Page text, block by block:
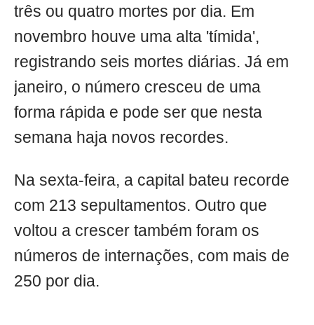
três ou quatro mortes por dia. Em
novembro houve uma alta 'tímida',
registrando seis mortes diárias. Já em
janeiro, o número cresceu de uma
forma rápida e pode ser que nesta
semana haja novos recordes.
Na sexta-feira, a capital bateu recorde
com 213 sepultamentos. Outro que
voltou a crescer também foram os
números de internações, com mais de
250 por dia.